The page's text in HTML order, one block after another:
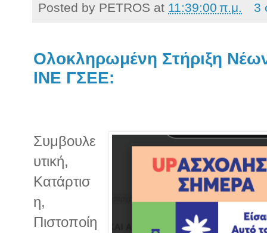
Posted by PETROS at 11:39:00 π.μ. 3
Ολοκληρωμένη Στήριξη
ΙΝΕ ΓΣΕΕ:
Συμβουλε
υτική,
Κατάρτισ
η,
Πιστοποίη